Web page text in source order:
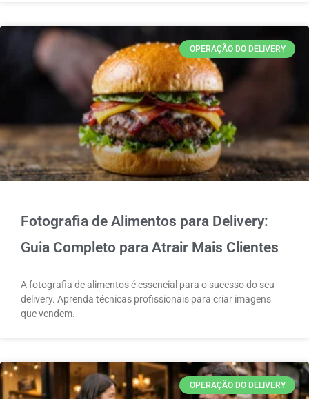
OPERAÇÃO DO DELIVERY
Fotografia de Alimentos para Delivery:
Guia Completo para Atrair Mais Clientes
A fotografia de alimentos é essencial para o sucesso do seu
delivery. Aprenda técnicas profissionais para criar imagens
que vendem.
OPERAÇÃO DO DELIVERY